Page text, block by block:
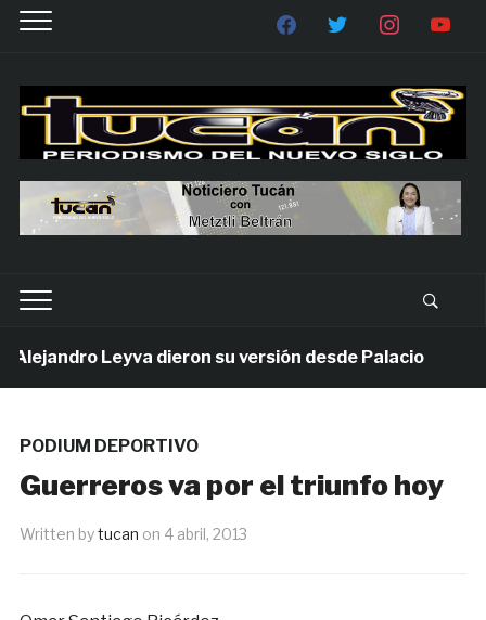
Leyva dieron su versión desde Palacio
PODIUM DEPORTIVO
Guerreros va por el triunfo hoy
Written bytucan on 4 abril, 2013